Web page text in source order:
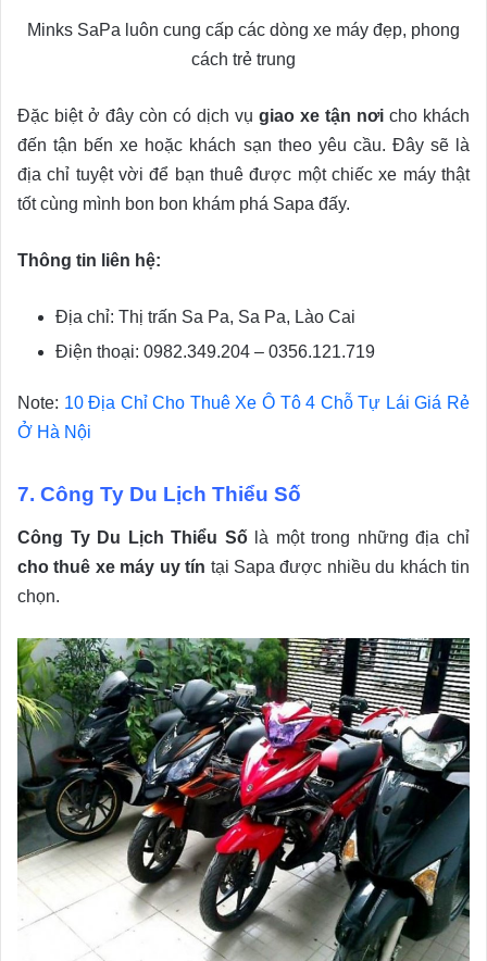
Minks SaPa luôn cung cấp các dòng xe máy đẹp, phong
cách trẻ trung
Đặc biệt ở đây còn có dịch vụ giao xe tận nơi cho khách
đến tận bến xe hoặc khách sạn theo yêu cầu. Đây sẽ là
địa chỉ tuyệt vời để bạn thuê được một chiếc xe máy thật
tốt cùng mình bon bon khám phá Sapa đấy.
Thông tin liên hệ:
Địa chỉ: Thị trấn Sa Pa, Sa Pa, Lào Cai
Điện thoại: 0982.349.204 – 0356.121.719
Note: 10 Địa Chỉ Cho Thuê Xe Ô Tô 4 Chỗ Tự Lái Giá Rẻ
Ở Hà Nội
7. Công Ty Du Lịch Thiểu Số
Công Ty Du Lịch Thiểu Sốlà một trong những địa chỉ
cho thuê xe máy uy tín tại Sapa được nhiều du khách tin
chọn.